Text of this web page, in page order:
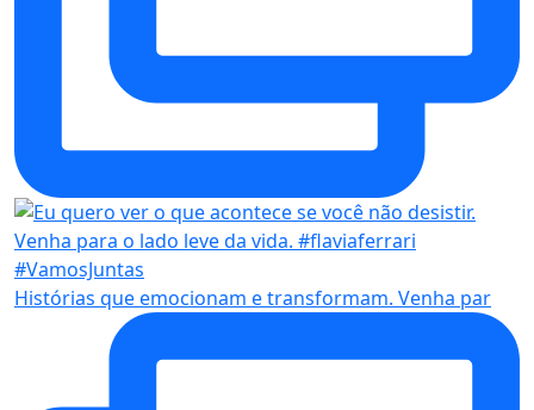
Histórias que emocionam e transformam. Venha par